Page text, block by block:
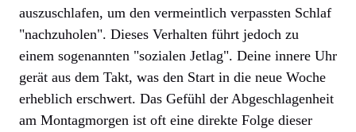
auszuschlafen, um den vermeintlich verpassten Schlaf
"nachzuholen". Dieses Verhalten führt jedoch zu
einem sogenannten "sozialen Jetlag". Deine innere Uhr
gerät aus dem Takt, was den Start in die neue Woche
erheblich erschwert. Das Gefühl der Abgeschlagenheit
am Montagmorgen ist oft eine direkte Folge dieser